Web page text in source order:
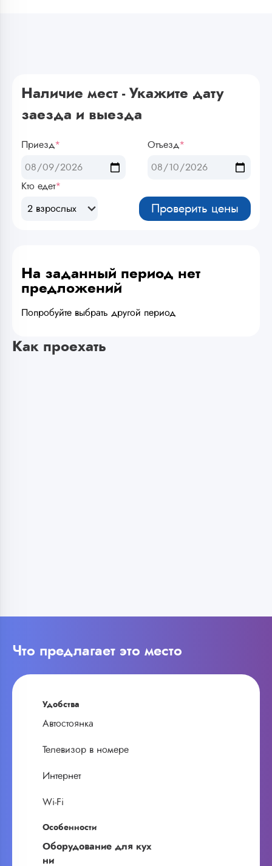
Наличие мест - Укажите дату
заезда и выезда
Приезд* Отъезд*
Кто едет*
2 взрослых Проверить цены
На заданный период нет
предложений
Попробуйте выбрать другой период
Как проехать
Что предлагает это место
Удобства
Автостоянка
Телевизор в номере
Интернет
Wi-Fi
Особенности
Оборудование для кух
ни